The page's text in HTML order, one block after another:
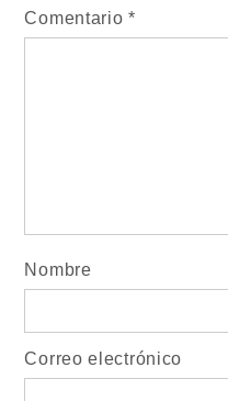
Comentario*
Nombre
Correo electrónico